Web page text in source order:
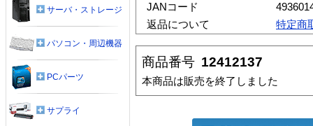
JANコード
返品について
特定商
商品番号 12412137
本商品は販売を終了しました
サーバ・ストレージ
パソコン・周辺機器
PCパーツ
サプライ